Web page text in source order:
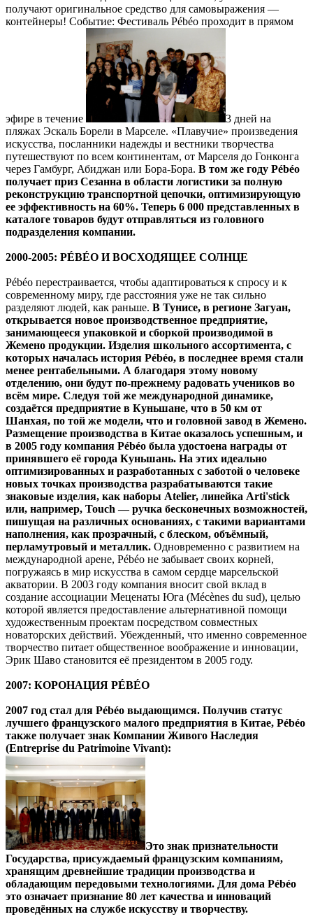
получают оригинальное средство для самовыражения —
контейнеры! Событие: Фестиваль Pébéo проходит в прямом
эфире в течение
3 дней на
пляжах Эскаль Борели в Марселе. «Плавучие» произведения
искусства, посланники надежды и вестники творчества
путешествуют по всем континентам, от Марселя до Гонконга
через Гамбург, Абиджан или Бора-Бора. В том же году Pébéo
получает приз Сезанна в области логистики за полную
реконструкцию транспортной цепочки, оптимизирующую
ее эффективность на 60%. Теперь 6 000 представленных в
каталоге товаров будут отправляться из головного
подразделения компании.
2000-2005: PÉBÉO И ВОСХОДЯЩЕЕ СОЛНЦЕ
Pébéo перестраивается, чтобы адаптироваться к спросу и к
современному миру, где расстояния уже не так сильно
разделяют людей, как раньше. В Тунисе, в регионе Загуан,
открывается новое производственное предприятие,
занимающееся упаковкой и сборкой производимой в
Жемено продукции. Изделия школьного ассортимента, с
которых началась история Pébéo, в последнее время стали
менее рентабельными. А благодаря этому новому
отделению, они будут по-прежнему радовать учеников во
всём мире. Следуя той же международной динамике,
создаётся предприятие в Куньшане, что в 50 км от
Шанхая, по той же модели, что и головной завод в Жемено.
Размещение производства в Китае оказалось успешным, и
в 2005 году компания Pébéo была удостоена награды от
принявшего её города Куньшань. На этих идеально
оптимизированных и разработанных с заботой о человеке
новых точках производства разрабатываются такие
знаковые изделия, как наборы Atelier, линейка Arti'stick
или, например, Touch — ручка бесконечных возможностей,
пишущая на различных основаниях, с такими вариантами
наполнения, как прозрачный, с блеском, объёмный,
перламутровый и металлик. Одновременно с развитием на
международной арене, Pébéo не забывает своих корней,
погружаясь в мир искусства в самом сердце марсельской
акватории. В 2003 году компания вносит свой вклад в
создание ассоциации Меценаты Юга (Mécènes du sud), целью
которой является предоставление альтернативной помощи
художественным проектам посредством совместных
новаторских действий. Убежденный, что именно современное
творчество питает общественное воображение и инновации,
Эрик Шаво становится её президентом в 2005 году.
2007: КОРОНАЦИЯ PÉBÉO
2007 год стал для Pébéo выдающимся. Получив статус
лучшего французского малого предприятия в Китае, Pébéo
также получает знак Компании Живого Наследия
(Entreprise du Patrimoine Vivant):
Это знак признательности
Государства, присуждаемый французским компаниям,
хранящим древнейшие традиции производства и
обладающим передовыми технологиями. Для дома Pébéo
это означает признание 80 лет качества и инноваций
проведённых на службе искусству и творчеству.